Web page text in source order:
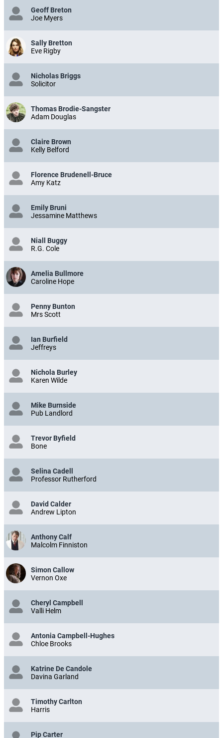
Geoff Breton
Joe Myers
Sally Bretton
Eve Rigby
Nicholas Briggs
Solicitor
Thomas Brodie-Sangster
Adam Douglas
Claire Brown
Kelly Belford
Florence Brudenell-Bruce
Amy Katz
Emily Bruni
Jessamine Matthews
Niall Buggy
R.G. Cole
Amelia Bullmore
Caroline Hope
Penny Bunton
Mrs Scott
Ian Burfield
Jeffreys
Nichola Burley
Karen Wilde
Mike Burnside
Pub Landlord
Trevor Byfield
Bone
Selina Cadell
Professor Rutherford
David Calder
Andrew Lipton
Anthony Calf
Malcolm Finniston
Simon Callow
Vernon Oxe
Cheryl Campbell
Valli Helm
Antonia Campbell-Hughes
Chloe Brooks
Katrine De Candole
Davina Garland
Timothy Carlton
Harris
Pip Carter